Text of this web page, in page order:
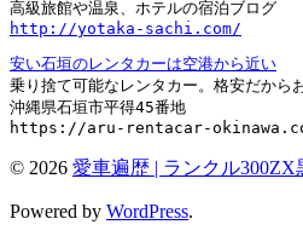
http://yotaka-sachi.com/
安い石垣のレンタカーは空港から近い
乗り捨て可能なレンタカー。格安だから
沖縄県石垣市平得45番地
https://aru-rentacar-
© 2026 愛車遍歴 | ランクル300ZX
Powered by WordPress.